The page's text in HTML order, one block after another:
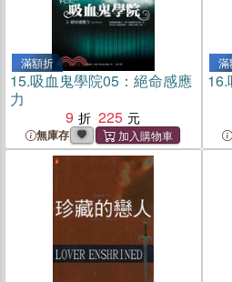
滿額折
15.吸血鬼學院05：絕命感應
力
9
225
無庫存
滿
16.